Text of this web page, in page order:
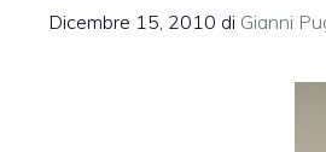
Dicembre 15, 2010 di Gianni